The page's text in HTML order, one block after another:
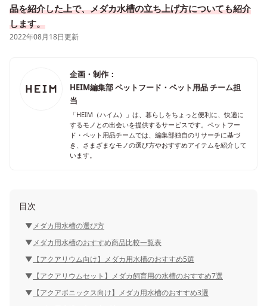
品を紹介した上で、メダカ水槽の立ち上げ方についても紹介
します。
2022年08月18日更新
企画・制作：
HEIM編集部 ペットフード・ペット用品 チーム担
当
「HEIM（ハイム）」は、暮らしをちょっと便利に、快適に
するモノとの出会いを提供するサービスです。ペットフー
ド・ペット用品チームでは、編集部独自のリサーチに基づ
き、さまざまなモノの選び方やおすすめアイテムを紹介して
います。
目次
メダカ用水槽の選び方
メダカ用水槽のおすすめ商品比較一覧表
【アクアリウム向け】メダカ用水槽のおすすめ5選
【アクアリウムセット】メダカ飼育用の水槽のおすすめ7選
【アクアポニックス向け】メダカ用水槽のおすすめ3選